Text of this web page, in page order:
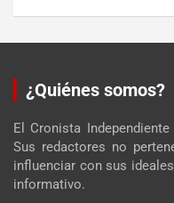
¿Quiénes somos?
El Cronista
Sus redactores no
influenciar con sus
informativo.